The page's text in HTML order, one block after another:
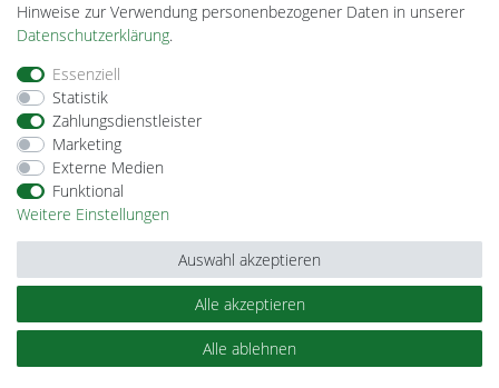
Impressum
Barrierefreiheitserklärung
© Copyright 2026 | Alle Rechte vorbehalten.
Hinweise zur Verwendung personenbezogener Daten in unserer
Daten­schutz­erklärung.
Essenziell
Statistik
Zahlungsdienstleister
Marketing
Externe Medien
Funktional
Weitere Einstellungen
Alle akzeptieren
Alle ablehnen
Auswahl akzeptieren